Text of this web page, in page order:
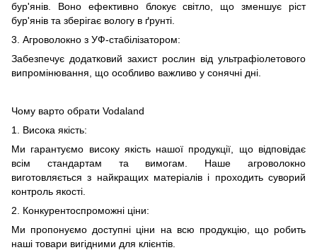
бур'янів. Воно ефективно блокує світло, що зменшує ріст
бур'янів та зберігає вологу в ґрунті.
3. Агроволокно з УФ-стабілізатором:
Забезпечує додатковий захист рослин від ультрафіолетового
випромінювання, що особливо важливо у сонячні дні.
Чому варто обрати Vodaland
1. Висока якість:
Ми гарантуємо високу якість нашої продукції, що відповідає
всім стандартам та вимогам. Наше агроволокно
виготовляється з найкращих матеріалів і проходить суворий
контроль якості.
2. Конкурентоспроможні ціни:
Ми пропонуємо доступні ціни на всю продукцію, що робить
наші товари вигідними для клієнтів.